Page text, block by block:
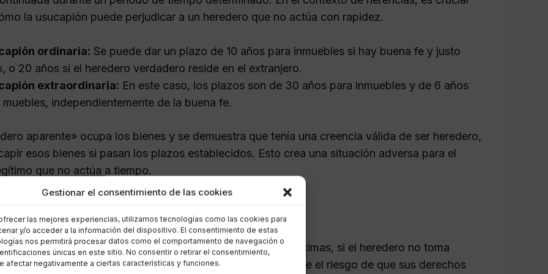
Gestionar el consentimiento de las cookies
las mejores experiencias, utilizamos tecnologías como las cookies para
y/o acceder a la información del dispositivo. El consentimiento de estas
nos permitirá procesar datos como el comportamiento de navegación o
únicas en este sitio. No consentir o retirar el consentimiento,
afectar negativamente a ciertas características y funciones.
la usucapión puede perjudicar a un heredero que no actúa con rapidez.
ordinaria: Se puede dar un plazo de 10 años para inmuebles si hay buena fe y justo
o 20 años si el heredero verdadero reside en el extranjero.
extraordinaria: En este caso, los plazos son de 30 años para inmuebles y de 6 años
muebles, independientemente de la buena fe.
aparente» ocupa los bienes y se demuestra que tenía una creencia válida de ser heredero,
esos bienes si pasan los plazos establecidos. Esto crea una situación adversa para el
que no actúa a tiempo.
caduca el derecho a heredar?
heredar no siempre es eterno. En el caso de herencias legítimas, si el heredero no toma
reclamar su parte dentro de los plazos establecidos, corre el riesgo de que sus derechos